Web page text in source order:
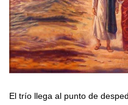
El trío llega al punto de